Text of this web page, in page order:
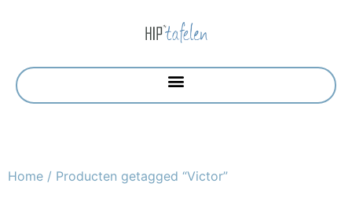
Home / Producten getagged “Victor”